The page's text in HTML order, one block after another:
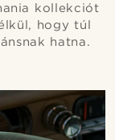
kollekciót
hogy túl
hatna.